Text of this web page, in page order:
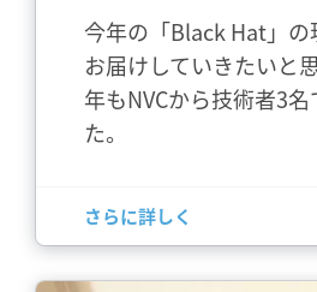
今年の「Black Hat」の
お届けしていきたいと
年もNVCから技術者3
た。
さらに詳しく